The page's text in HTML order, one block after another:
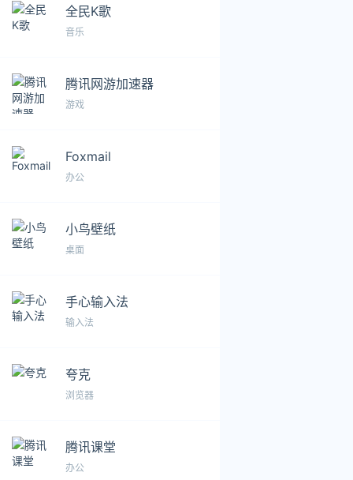
全民K歌
音乐
腾讯网游加速器
游戏
Foxmail
办公
小鸟壁纸
桌面
手心输入法
输入法
夸克
浏览器
腾讯课堂
办公